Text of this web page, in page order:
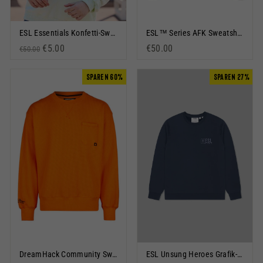
ESL Essentials Konfetti-Sweatshirt Limette
Normaler Preis
€50.00 Sonderpreis
€5.00
ESL™ Series AFK Sweatshirt Schwarz
€50.00
SPAREN 60%
DreamHack Community Sweatshirt Orange
SPAREN 27%
ESL Unsung Heroes Grafik-Sweatshirt-Tinte